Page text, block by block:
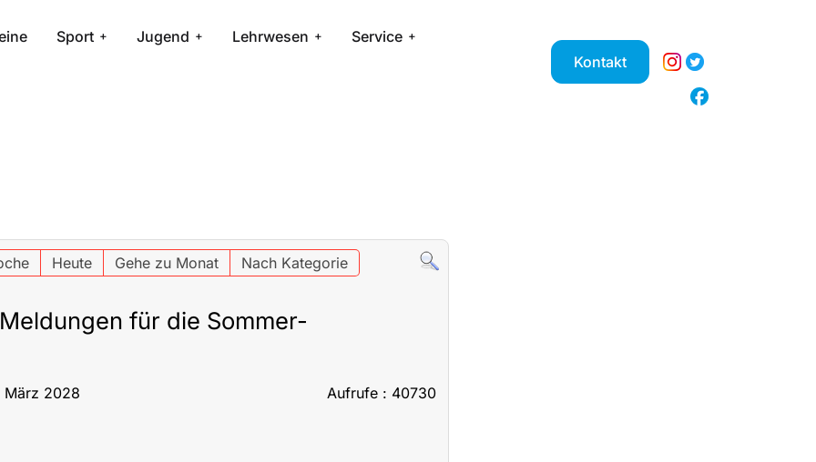
Sport Jugend Lehrwesen Service
Kontakt
Heute Gehe zu Monat Nach Kategorie
für die Sommer-
März 2028 Aufrufe: 40730